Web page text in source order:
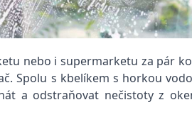
nebo i supermarketu za pár
Spolu s kbelíkem s horkou
a odstraňovat nečistoty z